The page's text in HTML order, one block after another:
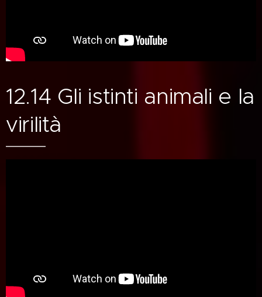
12.14 Gli istinti animali e la
virilità